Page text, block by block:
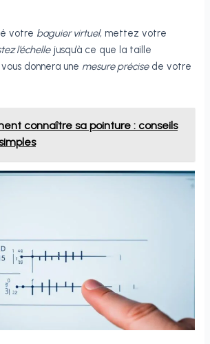
votre baguier virtuel, mettez votre
l’échellejusqu’à ce que la taille
donnera une mesure précisede votre
connaître sa pointure : conseils